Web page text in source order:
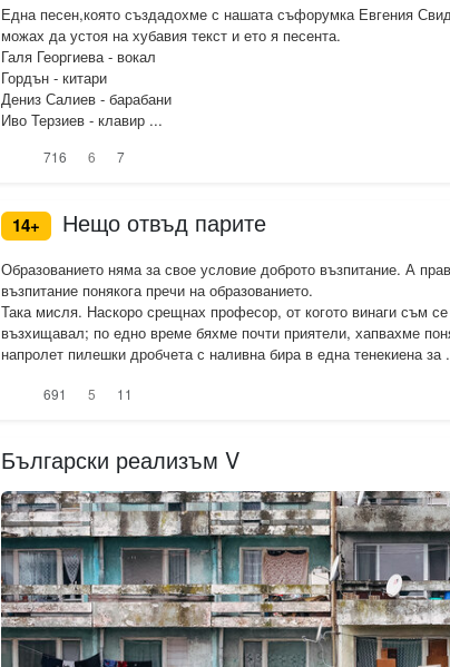
Една песен,която създадохме с нашата съфорумка Евгения
можах да устоя на хубавия текст и ето я песента.
Галя Георгиева - вокал
Гордън - китари
Дениз Салиев - барабани
Иво Терзиев - клавир ...
716 6 7
14+ Нещо отвъд парите
Образованието няма за свое условие доброто възпитание. А
възпитание понякога пречи на образованието.
Така мисля. Наскоро срещнах професор, от когото винаги съм се
възхищавал; по едно време бяхме почти приятели, хапвахме
напролет пилешки дробчета с наливна бира в една тенекиена за
691
5 11
Български реализъм V